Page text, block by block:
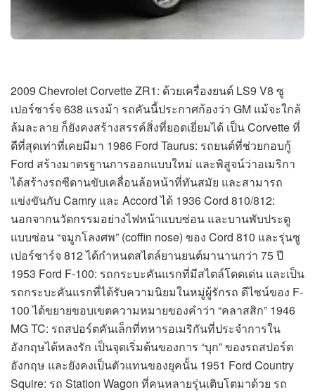
2009 Chevrolet Corvette ZR1: ด้วยเครื่องยนต์ LS9 V8 ซู
เปอร์ชาร์จ 638 แรงม้า รถคันนี้ประกาศก้องว่า GM แม้จะใกล้
ล้มละลาย ก็ยังคงสร้างสรรค์สิ่งที่ยอดเยี่ยมได้ เป็น Corvette ที่
ดีที่สุดเท่าที่เคยมีมา 1986 Ford Taurus: รถยนต์ที่ช่วยกอบกู้
Ford สร้างมาตรฐานการออกแบบใหม่ และพิสูจน์ว่าอเมริกา
ได้สร้างรถซีดานขับเคลื่อนล้อหน้าที่ทันสมัย และสามารถ
แข่งขันกับ Camry และ Accord ได้ 1936 Cord 810/812:
นอกจากนวัตกรรมอย่างไฟหน้าแบบซ่อน และบานพับประตู
แบบซ่อน “จมูกโลงศพ” (coffin nose) ของ Cord 810 และรุ่นซู
เปอร์ชาร์จ 812 ได้กำหนดสไตล์ยานยนต์มานานกว่า 75 ปี
1953 Ford F-100: รถกระบะคันแรกที่มีสไตล์โดดเด่น และเป็น
รถกระบะคันแรกที่ได้รับความนิยมในหมู่ผู้รักรถ ดีไซน์ของ F-
100 ได้ขยายขอบเขตความหมายของคำว่า “คลาสสิก” 1946
MG TC: รถสปอร์ตคันเล็กที่ทหารอเมริกันที่ประจำการใน
อังกฤษได้หลงรัก เป็นจุดเริ่มต้นของการ “บุก” ของรถสปอร์ต
อังกฤษ และยังคงเป็นตัวแทนของยุคนั้น 1951 Ford Country
Squire: รถ Station Wagon ที่คนหลายรุ่นเติบโตมาด้วย รถ